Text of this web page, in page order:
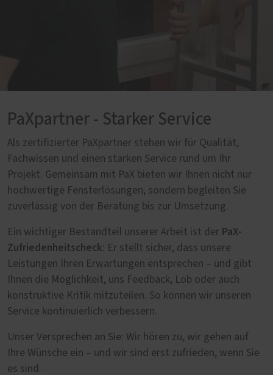
PaXpartner - Starker Service
Als zertifizierter PaXpartner stehen wir für Qualität,
Fachwissen und einen starken Service rund um Ihr
Projekt. Gemeinsam mit PaX bieten wir Ihnen nicht nur
hochwertige Fensterlösungen, sondern begleiten Sie
zuverlässig von der Beratung bis zur Umsetzung.
Ein wichtiger Bestandteil unserer Arbeit ist der PaX-
Zufriedenheitscheck: Er stellt sicher, dass unsere
Leistungen Ihren Erwartungen entsprechen – und gibt
Ihnen die Möglichkeit, uns Feedback, Lob oder auch
konstruktive Kritik mitzuteilen. So können wir unseren
Service kontinuierlich verbessern.
Unser Versprechen an Sie: Wir hören zu, wir gehen auf
Ihre Wünsche ein – und wir sind erst zufrieden, wenn Sie
es sind.